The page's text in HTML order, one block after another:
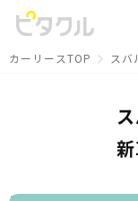
カーリースTOP スバ